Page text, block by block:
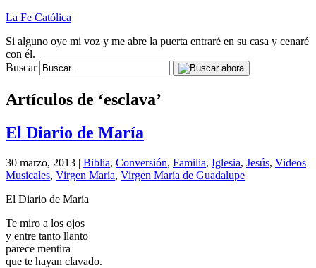
La Fe Católica
Si alguno oye mi voz y me abre la puerta entraré en su casa y cenaré
con él.
Buscar
Artículos de ‘esclava’
El Diario de María
30 marzo, 2013 | Biblia, Conversión, Familia, Iglesia, Jesús, Videos
Musicales, Virgen María, Virgen María de Guadalupe
El Diario de María
Te miro a los ojos
y entre tanto llanto
parece mentira
que te hayan clavado.